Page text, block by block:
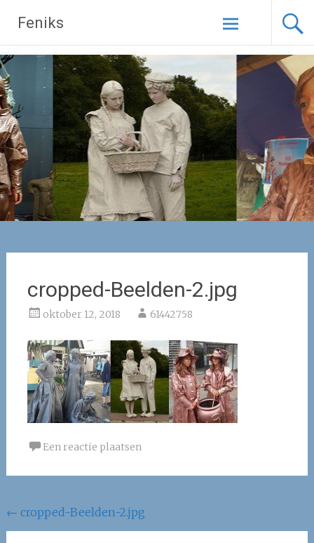
inhoud
springen
Feniks
cropped-Beelden-2.jpg
oktober 12, 2018 61442758
Een reactie plaatsen
Berichtnavigatie
← cropped-Beelden-2.jpg